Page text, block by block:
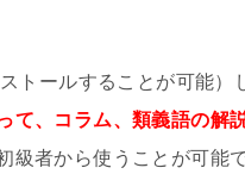
トールすることが可能）
て、コラム、類義語の解
級者から使うことが可能